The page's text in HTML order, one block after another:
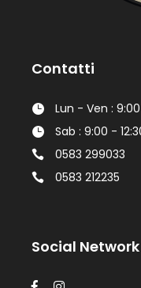
Contatti
Lun - Ven :
Sab : 9:00 -
0583 299033
0583 212235
Social Network